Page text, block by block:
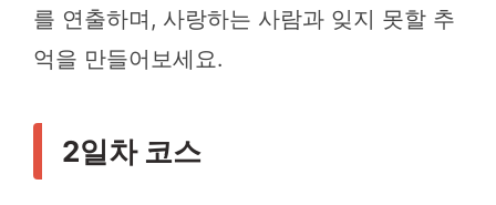
를 연출하며, 사랑하는 사람과 잊지 못할 추
억을 만들어보세요.
2일차 코스